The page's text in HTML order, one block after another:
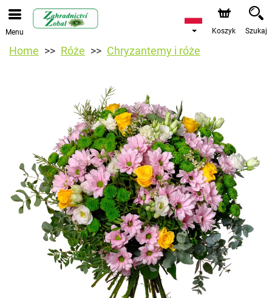
Menu Koszyk Szukaj
Home Róże Chryzantemy i róże